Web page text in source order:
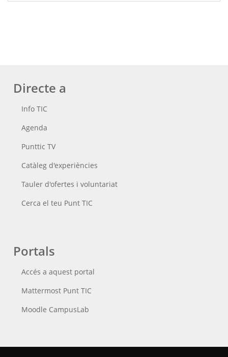
Directe a
Info TIC
Agenda
Punttic TV
Catàleg d'experiències
Tauler d'ofertes i voluntariat
Cerca el teu Punt TIC
Portals
Accés a aquest portal
Mattermost Punt TIC
Moodle CampusLab